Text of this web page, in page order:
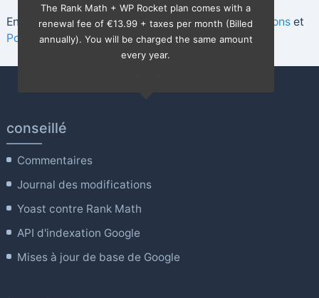
Track your website's performance for 100s of
keywords and monitor position history for trailing 12
issues.
The Rank Math + WP Rocket plan comes with a
renewal fee of€13.99 + taxes per month (Billed
annually). You will be charged the same amount
every year.
En continuant, vous acceptez lestermes et conditionset
Politique de confidentialité
conseillé
Commentaires
Journal des modifications
Yoast contre Rank Math
API d'indexation Google
Mises à jour de base de Google